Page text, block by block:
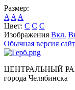
Размер:
A A A
Цвет: C C C
Изображения Вкл.
Обычная версия
ЦЕНТРАЛЬНЫЙ
города Челябинска